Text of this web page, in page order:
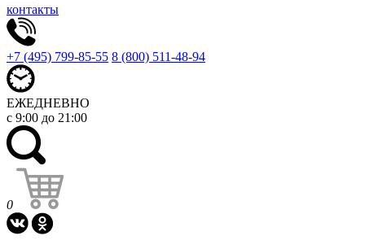
контакты
+7 (495) 799-85-55 8 (800) 511-48-94
ЕЖЕДНЕВНО
с 9:00 до 21:00
0